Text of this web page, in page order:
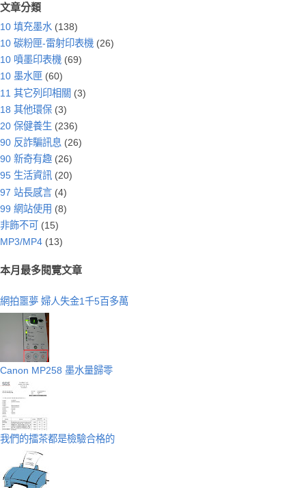
文章分類
10 填充墨水 (138)
10 碳粉匣-雷射印表機 (26)
10 噴墨印表機 (69)
10 墨水匣 (60)
11 其它列印相關 (3)
18 其他環保 (3)
20 保健養生 (236)
90 反詐騙訊息 (26)
90 新奇有趣 (26)
95 生活資訊 (20)
97 站長感言 (4)
99 網站使用 (8)
非飾不可
(15)
MP3/MP4 (13)
本月最多閱覽文章
網拍噩夢 婦人失金1千5百多萬
Canon MP258 墨水量歸零
我們的擂茶都是檢驗合格的